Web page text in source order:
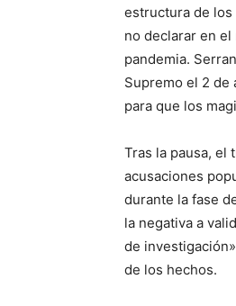
estructura de los
no declarar en
pandemia.
Supremo el 2 de
para que los
Tras la pausa, el
acusaciones
durante la fase
la negativa a
de
de los hechos.